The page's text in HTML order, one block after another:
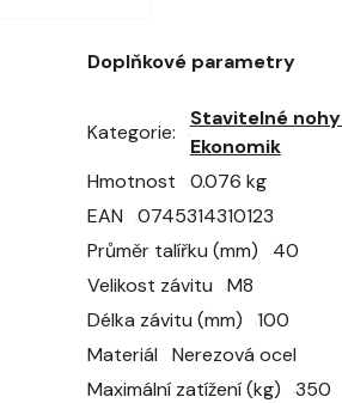
Doplňkové parametry
Kategorie
Stavitelné
Ekonomik
Hmotnost
0.076 kg
EAN
0745314310123
Průměr talířku (mm)
40
Velikost závitu
M8
Délka závitu (mm)
100
Materiál
Nerezová ocel
Maximální zatížení (kg)
350